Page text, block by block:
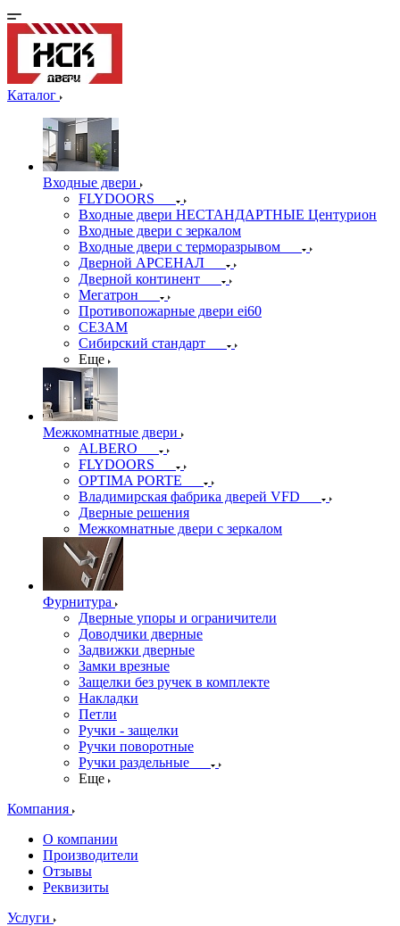
Каталог
Входные двери
FLYDOORS
Входные двери НЕСТАНДАРТНЫЕ Центурион
Входные двери с зеркалом
Входные двери с терморазрывом
Дверной АРСЕНАЛ
Дверной континент
Мегатрон
Противопожарные двери ei60
СЕЗАМ
Сибирский стандарт
Еще
Межкомнатные двери
ALBERO
FLYDOORS
OPTIMA PORTE
Владимирская фабрика дверей VFD
Дверные решения
Межкомнатные двери c зеркалом
Фурнитура
Дверные упоры и ограничители
Доводчики дверные
Задвижки дверные
Замки врезные
Защелки без ручек в комплекте
Накладки
Петли
Ручки - защелки
Ручки поворотные
Ручки раздельные
Еще
Компания
О компании
Производители
Отзывы
Реквизиты
Услуги